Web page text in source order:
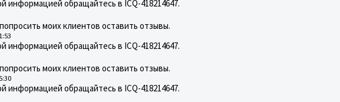
информацией обращайтесь в ICQ-418214647.
моих клиентов оставить отзывы.
информацией обращайтесь в ICQ-418214647.
моих клиентов оставить отзывы.
информацией обращайтесь в ICQ-418214647.